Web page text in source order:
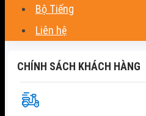
Bộ Tiếng
Liên hệ
CHÍNH SÁCH KHÁCH HÀNG